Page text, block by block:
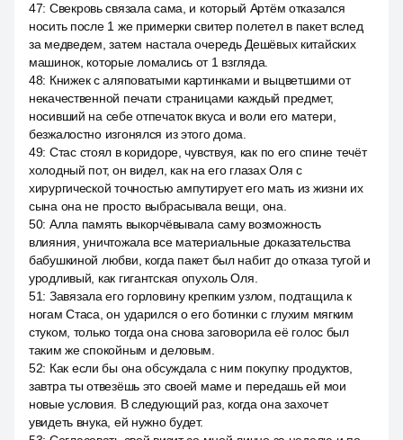
47: Свекровь связала сама, и который Артём отказался
носить после 1 же примерки свитер полетел в пакет вслед
за медведем, затем настала очередь Дешёвых китайских
машинок, которые ломались от 1 взгляда.
48: Книжек с аляповатыми картинками и выцветшими от
некачественной печати страницами каждый предмет,
носивший на себе отпечаток вкуса и воли его матери,
безжалостно изгонялся из этого дома.
49: Стас стоял в коридоре, чувствуя, как по его спине течёт
холодный пот, он видел, как на его глазах Оля с
хирургической точностью ампутирует его мать из жизни их
сына она не просто выбрасывала вещи, она.
50: Алла память выкорчёвывала саму возможность
влияния, уничтожала все материальные доказательства
бабушкиной любви, когда пакет был набит до отказа тугой и
уродливый, как гигантская опухоль Оля.
51: Завязала его горловину крепким узлом, подтащила к
ногам Стаса, он ударился о его ботинки с глухим мягким
стуком, только тогда она снова заговорила её голос был
таким же спокойным и деловым.
52: Как если бы она обсуждала с ним покупку продуктов,
завтра ты отвезёшь это своей маме и передашь ей мои
новые условия. В следующий раз, когда она захочет
увидеть внука, ей нужно будет.